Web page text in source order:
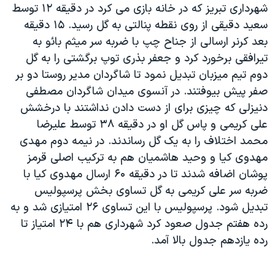
چهل سال گروگان‌گیری
قانون شفافیت دارائی کادر رهبری ایران
اعتراضات مردمی آبان ۹۸
اسرائیل در جنگ
نرگس محمدی برنده جایزه نوبل صلح
همایش محافظه‌کاران آمریکا «سی‌پک»
صفحه‌های ویژه
سفر پرزیدنت ترامپ به چین
شهرداری تبریز که در خانه بازی می کرد در دقیقه ۱۲ توسط
سعید دقیقی از روی نقطه پنالتی به گل رسید. ۱۵ دقیقه
بعد کرنر ارسالی از جناح چپ با ضربه سر میثم بائو به
تیرافقی برخورد کرد و جعفر بذری توپ برگشتی را به گل
دوم تیم میزبان تبدیل نمود تا شاگردان مدیر روستا دو بر
صفر پیش بیوفتند. در آنسوی میدان شاگردان مصطفی
دنیزلی که چیزی برای از دست دادن نداشتند با درخشش
علی کریمی و پاس گل او در دقیقه ۳۸ توسط علیرضا
محمد اختلاف را به یک گل رساندند. در نیمه دوم مهدی
مهدوی کیا و وحید هاشمیان هم به ترکیب اصلی قرمز
پوشان اضافه شدند تا در دقیقه ۶۰ ارسال مهدوی کیا با
ضربه سر علی کریمی به گل تساوی بخش پرسپولیس
تبدیل شود. پرسپولیس با این تساوی ۲۶ امتیازی شد و به
رده هفتم جدول صعود کرد شهرداری هم با ۲۴ امتیاز تا
رده یازدهم جدول بالا آمد.